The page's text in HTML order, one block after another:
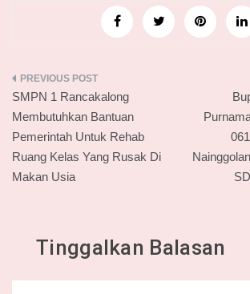
Navigasi
pos
SMPN 1 Rancakalong
Membutuhkan Bantuan
Pemerintah Untuk Rehab
Ruang Kelas Yang Rusak Di
Makan Usia
Tinggalkan Balasan